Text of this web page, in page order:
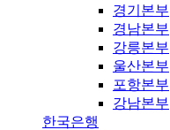
경기본부
경남본부
강릉본부
울산본부
포항본부
강남본부
한국은행